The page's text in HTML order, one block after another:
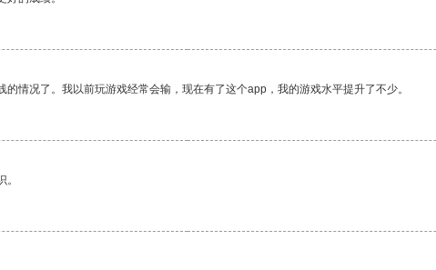
情况了。我以前玩游戏经常会输，现在有了这个app，我的游戏水平提升了不少。